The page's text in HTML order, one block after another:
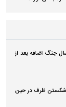
جنگ اضافه بعد از
و شکستن ظرف در حین